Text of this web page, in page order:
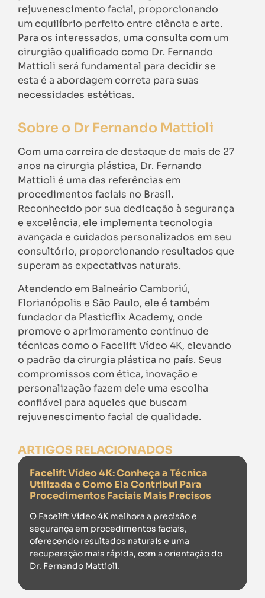
rejuvenescimento facial, proporcionando
um equilíbrio perfeito entre ciência e arte.
Para os interessados, uma consulta com um
cirurgião qualificado como Dr. Fernando
Mattioli será fundamental para decidir se
esta é a abordagem correta para suas
necessidades estéticas.
Sobre o Dr Fernando Mattioli
Com uma carreira de destaque de mais de 27
anos na cirurgia plástica, Dr. Fernando
Mattioli é uma das referências em
procedimentos faciais no Brasil.
Reconhecido por sua dedicação à segurança
e excelência, ele implementa tecnologia
avançada e cuidados personalizados em seu
consultório, proporcionando resultados que
superam as expectativas naturais.
Atendendo em Balneário Camboriú,
Florianópolis e São Paulo, ele é também
fundador da Plasticflix Academy, onde
promove o aprimoramento contínuo de
técnicas como o Facelift Vídeo 4K, elevando
o padrão da cirurgia plástica no país. Seus
compromissos com ética, inovação e
personalização fazem dele uma escolha
confiável para aqueles que buscam
rejuvenescimento facial de qualidade.
ARTIGOS RELACIONADOS
Facelift Vídeo 4K: Conheça a Técnica
Utilizada e Como Ela Contribui Para
Procedimentos Faciais Mais Precisos
O Facelift Vídeo 4K melhora a precisão e
segurança em procedimentos faciais,
oferecendo resultados naturais e uma
recuperação mais rápida, com a orientação do
Dr. Fernando Mattioli.